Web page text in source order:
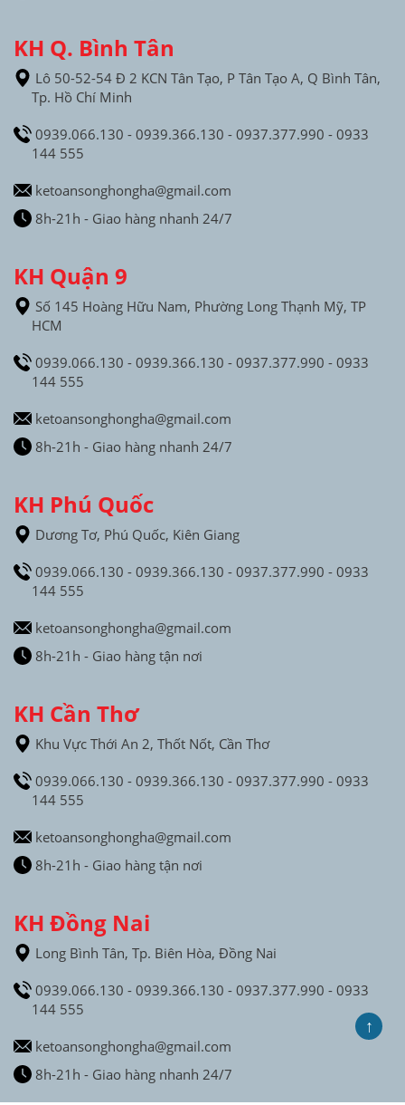
KH Q. Bình Tân
Lô 50-52-54 Đ 2 KCN Tân Tạo, P Tân Tạo A, Q Bình Tân,
Tp. Hồ Chí Minh
0939.066.130 - 0939.366.130 - 0937.377.990 - 0933
144 555
ketoansonghongha@gmail.com
8h-21h - Giao hàng nhanh 24/7
KH Quận 9
Số 145 Hoàng Hữu Nam, Phường Long Thạnh Mỹ, TP
HCM
0939.066.130 - 0939.366.130 - 0937.377.990 - 0933
144 555
ketoansonghongha@gmail.com
8h-21h - Giao hàng nhanh 24/7
KH Phú Quốc
Dương Tơ, Phú Quốc, Kiên Giang
0939.066.130 - 0939.366.130 - 0937.377.990 - 0933
144 555
ketoansonghongha@gmail.com
8h-21h - Giao hàng tận nơi
KH Cần Thơ
Khu Vực Thới An 2, Thốt Nốt, Cần Thơ
0939.066.130 - 0939.366.130 - 0937.377.990 - 0933
144 555
ketoansonghongha@gmail.com
8h-21h - Giao hàng tận nơi
KH Đồng Nai
Long Bình Tân, Tp. Biên Hòa, Đồng Nai
0939.066.130 - 0939.366.130 - 0937.377.990 - 0933
144 555
ketoansonghongha@gmail.com
8h-21h - Giao hàng nhanh 24/7
↑